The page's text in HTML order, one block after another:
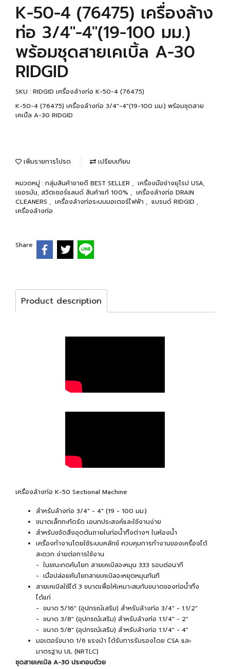
K-50-4 (76475) เครื่องล้าง
ท่อ 3/4"-4"(19-100 มม.)
พร้อมชุดสายเคเบิ้ล A-30
RIDGID
SKU : RIDGID เครื่องล้างท่อ K-50-4 (76475)
K-50-4 (76475) เครื่องล้างท่อ 3/4"-4"(19-100 มม.) พร้อมชุดสาย
เคเบิ้ล A-30 RIDGID
เพิ่มรายการโปรด เปรียบเทียบ
หมวดหมู่ : กลุ่มสินค้าขายดี BEST SELLER , เครื่องมือช่างยุโรป USA,
เยอรมัน, สวิตเซอร์แลนด์ สินค้าแท้ 100% , เครื่องล้างท่อ DRAIN
CLEANERS , เครื่องล้างท่อระบบมอเตอร์ไฟฟ้า , แบรนด์ RIDGID ,
เครื่องล้างท่อ
Share
Product description
เครื่องล้างท่อ K-50 Sectional Machine
สำหรับล้างท่อ 3/4" - 4" (19 - 100 มม.)
ขนาดเล็กกะทัดรัด เอนกประสงค์และใช้งานง่าย
สำหรับขจัดสิ่งอุดตันภายในท่อน้ำทิ้งต่างๆ ในห้องน้ำ
เครื่องทำงานโดยใช้ระบบคลัทช์ ควบคุมการทำงานของเครื่องได้
สะดวก ง่ายต่อการใช้งาน
- ในขณะกดคันโยก สายเคเบิลจะหมุน 333 รอบต่อนาที
- เมื่อปล่อยคันโยกสายเคเบิลจะหยุดหมุนทันที
สายเคเบิลใช้ได้ 3 ขนาดเพื่อให้เหมาะสมกับขนาดของท่อน้ำทิ้ง
ได้แก่
- ขนาด 5/16" (อุปกรณ์เสริม) สำหรับล้างท่อ 3/4" - 1.1/2"
- ขนาด 3/8" (อุปกรณ์เสริม) สำหรับล้างท่อ 1.1/4" - 2"
- ขนาด 5/8" (อุปกรณ์เสริม) สำหรับล้างท่อ 1.1/4" - 4"
มอเตอร์ขนาด 1/6 แรงม้า ได้รับการรับรองโดย CSA และ
มาตรฐาน UL (NRTLC)
ชุดสายเคเบิล A-30 ประกอบด้วย